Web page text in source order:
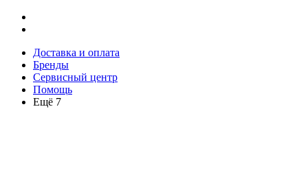
Доставка и оплата
Бренды
Сервисный центр
Помощь
Ещё 7